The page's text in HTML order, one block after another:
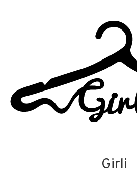
Girli